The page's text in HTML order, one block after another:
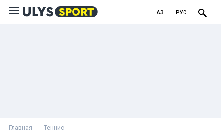
ҚАЗ РУС
Главная Теннис